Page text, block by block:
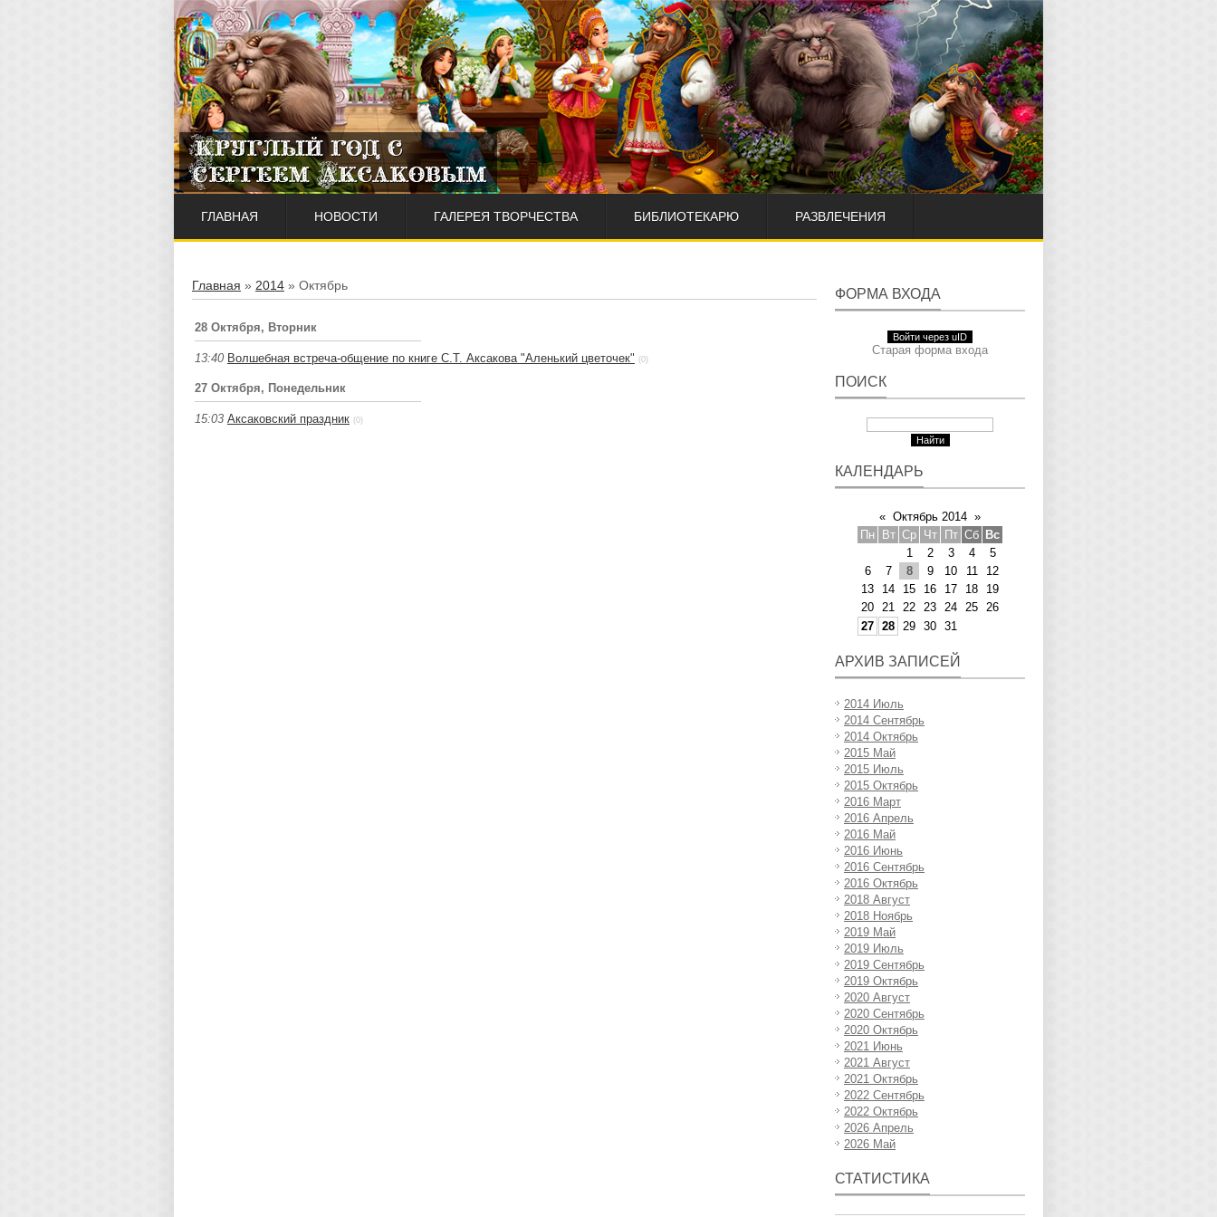
ГЛАВНАЯ НОВОСТИ ГАЛЕРЕЯ ТВОРЧЕСТВА БИБЛИОТЕКАРЮ РАЗВЛЕЧЕНИЯ
Главная » 2014 » Октябрь
28 Октября, Вторник
13:40 Волшебная встреча-общение по книге С.Т. Аксакова "Аленький цветочек" (0)
27 Октября, Понедельник
15:03 Аксаковский праздник (0)
ФОРМА ВХОДА
Войти через uID
Старая форма входа
ПОИСК
КАЛЕНДАРЬ
« Октябрь 2014 »
Пн
Вт Ср Чт Пт Сб Вс
1
2 3 4
5
6
7 8 9 10 11
12
13
14 15 16 17 18
19
20
21 22 23 24 25
26
27 28 29 30 31
АРХИВ ЗАПИСЕЙ
2014 Июль
2014 Сентябрь
2014 Октябрь
2015 Май
2015 Июль
2015 Октябрь
2016 Март
2016 Апрель
2016 Май
2016 Июнь
2016 Сентябрь
2016 Октябрь
2018 Август
2018 Ноябрь
2019 Май
2019 Июль
2019 Сентябрь
2019 Октябрь
2020 Август
2020 Сентябрь
2020 Октябрь
2021 Июнь
2021 Август
2021 Октябрь
2022 Сентябрь
2022 Октябрь
2026 Апрель
2026 Май
СТАТИСТИКА